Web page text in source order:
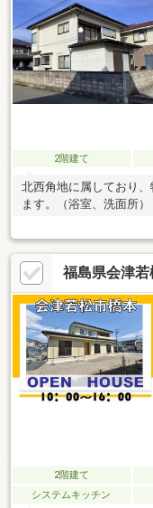
2階建て
北西角地に属しており
ます。（浴室、洗面所）
福島県会津
2階建て
システムキッチン